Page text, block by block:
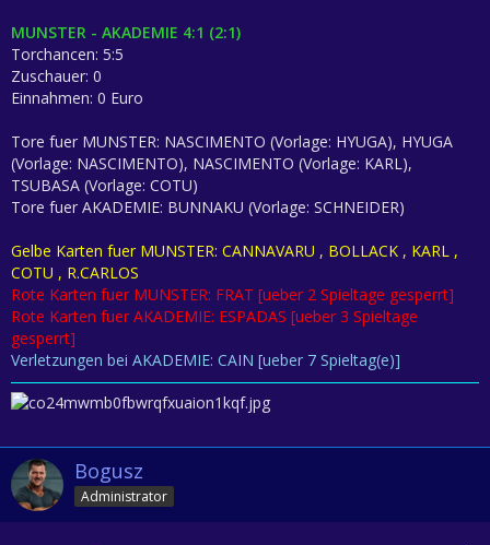
MUNSTER - AKADEMIE 4:1 (2:1)
Torchancen: 5:5
Zuschauer: 0
Einnahmen: 0 Euro
Tore fuer MUNSTER: NASCIMENTO (Vorlage: HYUGA), HYUGA
(Vorlage: NASCIMENTO), NASCIMENTO (Vorlage: KARL),
TSUBASA (Vorlage: COTU)
Tore fuer AKADEMIE: BUNNAKU (Vorlage: SCHNEIDER)
Gelbe Karten fuer MUNSTER: CANNAVARU , BOLLACK , KARL ,
COTU , R.CARLOS
Rote Karten fuer MUNSTER: FRAT [ueber 2 Spieltage gesperrt]
Rote Karten fuer AKADEMIE: ESPADAS [ueber 3 Spieltage
gesperrt]
Verletzungen bei AKADEMIE: CAIN [ueber 7 Spieltag(e)]
Bogusz
Administrator